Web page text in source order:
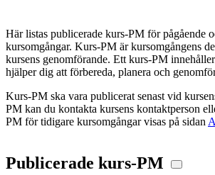
Här listas publicerade kurs-PM för pågående
kursomgångar. Kurs-PM är kursomgångens
kursens genomförande. Ett kurs-PM
hjälper dig att förbereda, planera och
Kurs-PM ska vara publicerat senast vid
PM kan du kontakta kursens kontaktperson
PM för tidigare kursomgångar visas på sidan
Publicerade kurs-PM